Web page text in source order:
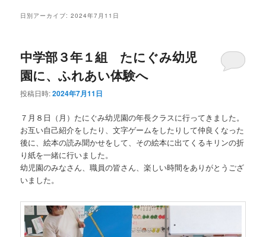
ン
ン
ツ
へ
移
動
テ
ツ
へ
移
動
日別アーカイブ:2024年7月11日
中学部３年１組 たにぐみ幼児
園に、ふれあい体験へ
投稿日時:2024年7月11日
７月８日（月）たにぐみ幼児園の年長クラスに行ってきました。
お互い自己紹介をしたり、文字ゲームをしたりして仲良くなった
後に、絵本の読み聞かせをして、その絵本に出てくるキリンの折
り紙を一緒に行いました。
幼児園のみなさん、職員の皆さん、楽しい時間をありがとうござ
いました。